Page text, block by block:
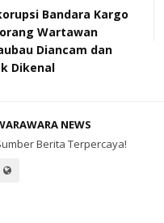
Bandara Kargo
Wartawan
Diancam dan
Dikenal
NEWS
Berita Terpercaya!